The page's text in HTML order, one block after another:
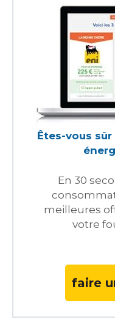
Êtes-vous
En 30
meilleures
votre
faire